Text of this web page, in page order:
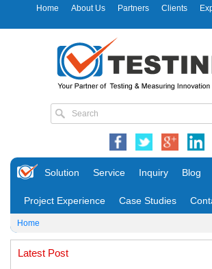
Home About Us Partners Clients
Solution Service Inquiry Blog
Project Experience Case Studies
Home
Latest Post